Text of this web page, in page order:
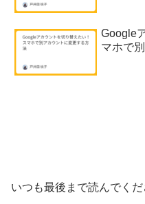
Google
マホで
いつも最後まで読んでく